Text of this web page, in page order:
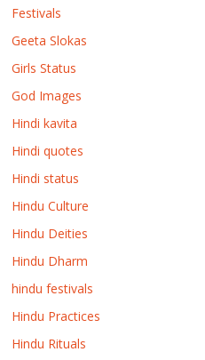
Festivals
Geeta Slokas
Girls Status
God Images
Hindi kavita
Hindi quotes
Hindi status
Hindu Culture
Hindu Deities
Hindu Dharm
hindu festivals
Hindu Practices
Hindu Rituals